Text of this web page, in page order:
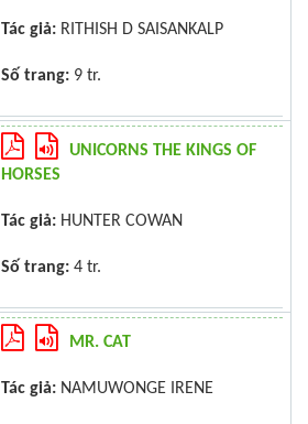
Tác giả: RITHISH D SAISANKALP
Số trang: 9 tr.
UNICORNS THE KINGS OF
HORSES
Tác giả: HUNTER COWAN
Số trang: 4 tr.
MR. CAT
Tác giả: NAMUWONGE IRENE